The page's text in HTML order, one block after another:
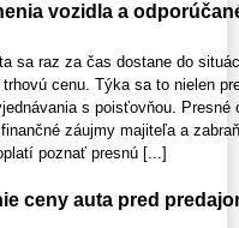
vozidla a
sa raz za čas dostane do
cenu. Týka sa to nielen
s poisťovňou.
záujmy majiteľa a
poznať presnú [...]
ceny auta pred